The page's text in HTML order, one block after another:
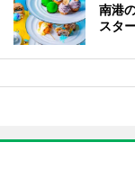
南港
スタ